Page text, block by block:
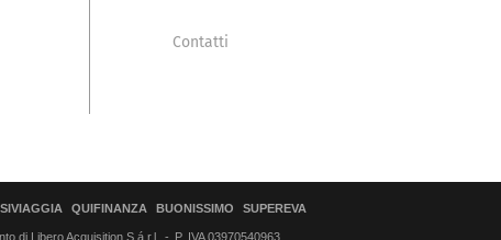
Contatti
SIVIAGGIA QUIFINANZA BUONISSIMO SUPEREVA
di Libero Acquisition S.á r.l. P. IVA 03970540963